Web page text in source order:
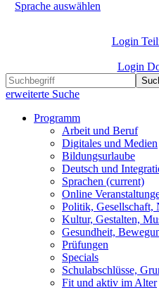
Sprache auswählen
Login
Login
erweiterte Suche
Programm
Arbeit und Beruf
Digitales und Medien
Bildungsurlaube
Deutsch und
Sprachen (current)
Online
Politik, Gesellschaft,
Kultur, Gestalten,
Gesundheit,
Prüfungen
Specials
Schulabschlüsse,
Fit und aktiv im Alter